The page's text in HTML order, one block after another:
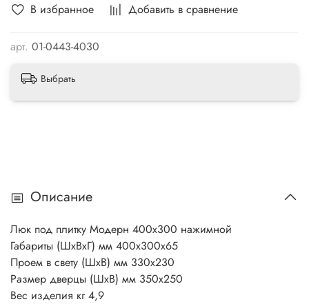
В избранное Добавить в сравнение
арт. 01-0443-4030
Выбрать
Описание
Люк под плитку Модерн 400х300 нажимной
Габариты (ШхВхГ) мм 400х300х65
Проем в свету (ШхВ) мм 330х230
Размер дверцы (ШхВ) мм 350х250
Вес изделия кг 4,9